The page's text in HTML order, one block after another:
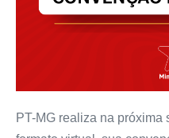
PT-MG realiza na